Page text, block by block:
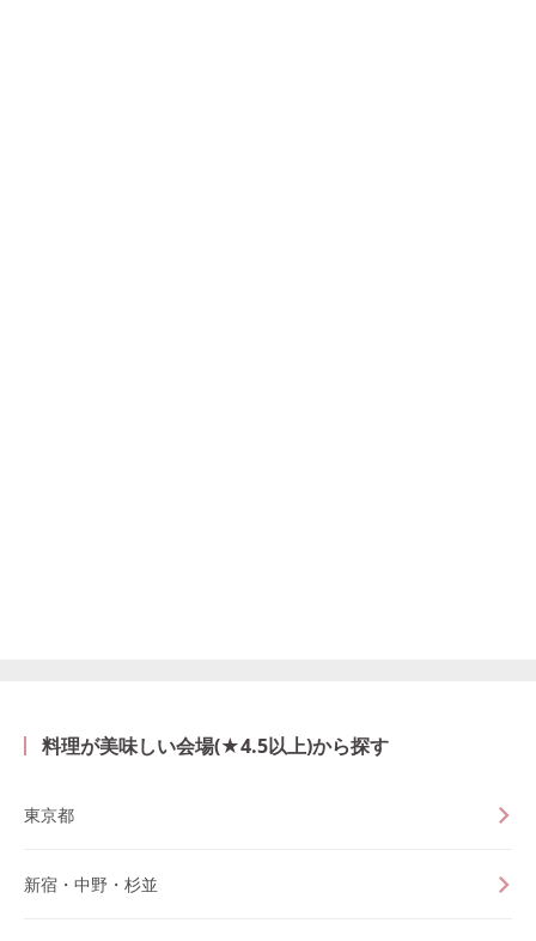
料理が美味しい会場(★4.5以上)から探す
東京都
新宿・中野・杉並